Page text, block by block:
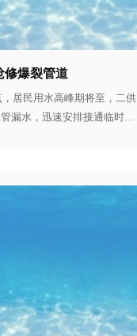
修爆裂管道
，居民用水高峰期将至，二供
漏水，迅速安排接通临时管
用了先接通临时管道供水，
，争分夺秒开挖作业坑，5
道，暂时供水。晚10点，维